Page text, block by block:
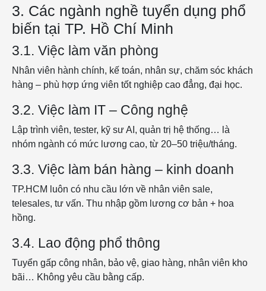
3. Các ngành nghề tuyển dụng phổ
biến tại TP. Hồ Chí Minh
3.1. Việc làm văn phòng
Nhân viên hành chính, kế toán, nhân sự, chăm sóc khách
hàng – phù hợp ứng viên tốt nghiệp cao đẳng, đại học.
3.2. Việc làm IT – Công nghệ
Lập trình viên, tester, kỹ sư AI, quản trị hệ thống… là
nhóm ngành có mức lương cao, từ 20–50 triệu/tháng.
3.3. Việc làm bán hàng – kinh doanh
TP.HCM luôn có nhu cầu lớn về nhân viên sale,
telesales, tư vấn. Thu nhập gồm lương cơ bản + hoa
hồng.
3.4. Lao động phổ thông
Tuyển gấp công nhân, bảo vệ, giao hàng, nhân viên kho
bãi… Không yêu cầu bằng cấp.